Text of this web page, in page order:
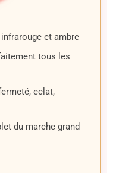
et ambre
tous les
eclat,
du marche grand